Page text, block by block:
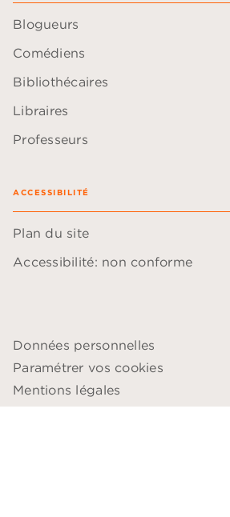
Blogueurs
Comédiens
Bibliothécaires
Libraires
Professeurs
ACCESSIBILITÉ
Plan du site
Accessibilité: non conforme
Données personnelles
Paramétrer vos cookies
Mentions légales
Conditions générales d'utilisation